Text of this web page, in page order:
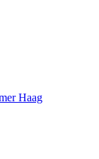
Haag